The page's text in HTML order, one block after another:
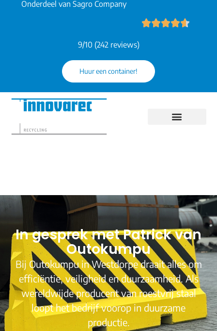
Onderdeel van Sagro Company
9/10 (242 reviews)
Huur een container!
In gesprek met Patrick van
Outokumpu
Bij Outokumpuin Westdorpe draait alles om
efficiëntie, veiligheid en duurzaamheid. Als
wereldwijde producent van roestvrij staal
loopt het bedrijf voorop in duurzame
productie.